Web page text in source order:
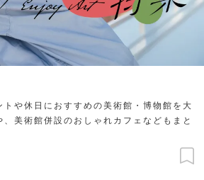
や休日におすすめの美術館・博物館を大
美術館併設のおしゃれカフェなどもまと